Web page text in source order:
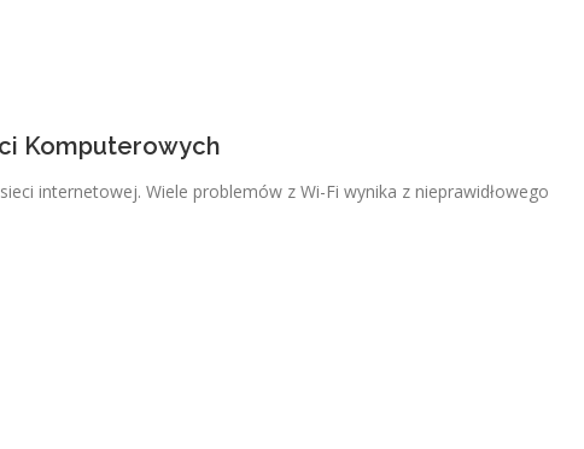
Komputerowych
internetowej. Wiele problemów z Wi-Fi wynika z nieprawidłowego